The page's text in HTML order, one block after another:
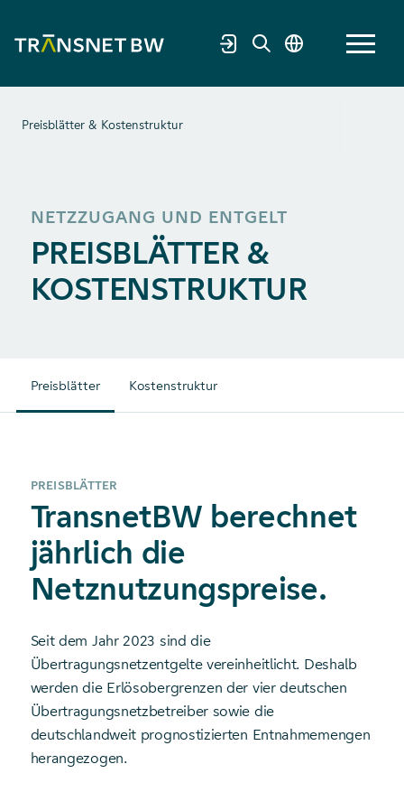
Preisblätter & Kostenstruktur
NETZZUGANG UND ENTGELT
PREISBLÄTTER &
KOSTENSTRUKTUR
Preisblätter Kostenstruktur
PREISBLÄTTER
TransnetBW berechnet
jährlich die
Netznutzungspreise.
Seit dem Jahr 2023 sind die
Übertragungsnetzentgelte vereinheitlicht. Deshalb
werden die Erlösobergrenzen der vier deutschen
Übertragungsnetzbetreiber sowie die
deutschlandweit prognostizierten Entnahmemengen
herangezogen.